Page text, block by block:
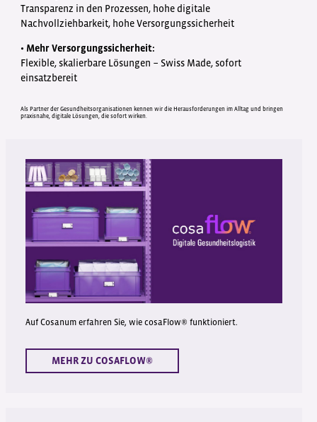
Transparenz in den Prozessen, hohe digitale
Nachvollziehbarkeit, hohe Versorgungssicherheit
• Mehr Versorgungssicherheit:
Flexible, skalierbare Lösungen − Swiss Made, sofort
einsatzbereit
Als Partner der Gesundheitsorganisationen kennen wir die Herausforderungen im Alltag und bringen
praxisnahe, digitale Lösungen, die sofort wirken.
Auf Cosanum erfahren Sie, wie cosaFlow® funktioniert.
MEHR ZU COSAFLOW®